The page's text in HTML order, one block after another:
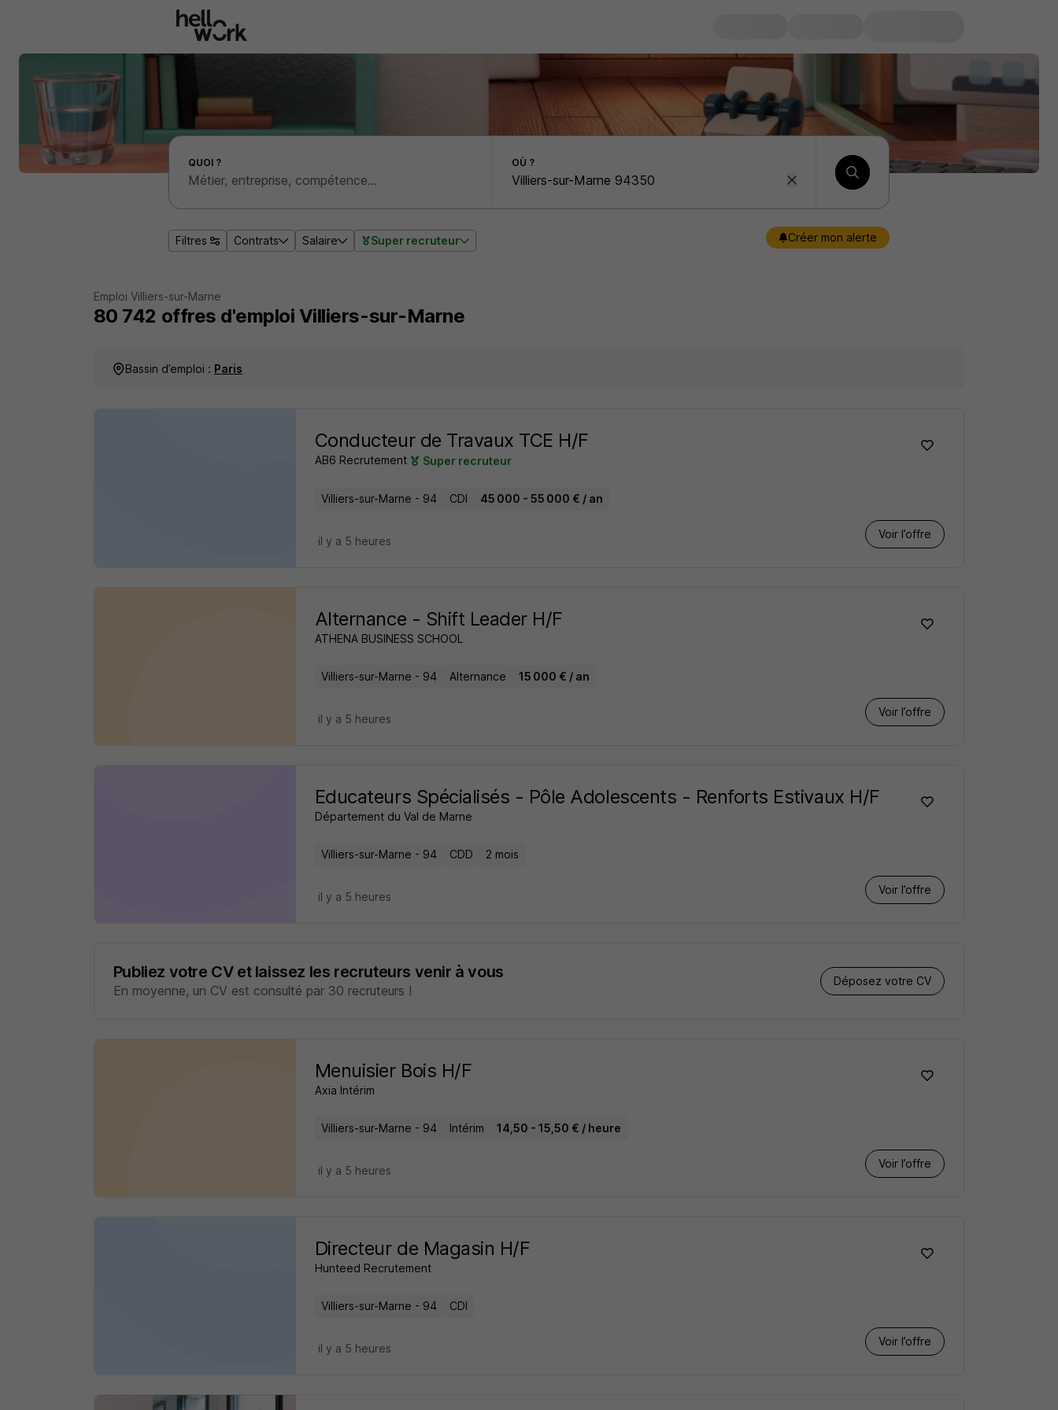
Effectuer une recherche d'emploi par localité
QUOI ? OÙ ?
Filtres Contrats Salaire Super recruteur Créer mon alerte
Emploi Villiers-sur-Marne
80 742 offres d'emploi Villiers-sur-Marne
Bassin d’emploi : Paris
Conducteur de Travaux TCE H/F
AB6 Recrutement Super recruteur
Villiers-sur-Marne - 94 CDI 45 000 - 55 000 € / an
Voir l’offre
il y a 5 heures
Alternance - Shift Leader H/F
ATHENA BUSINESS SCHOOL
Villiers-sur-Marne - 94 Alternance 15 000 € / an
Voir l’offre
il y a 5 heures
Educateurs Spécialisés - Pôle Adolescents - Renforts Estivaux H/F
Département du Val de Marne
Villiers-sur-Marne - 94 CDD 2 mois
Voir l’offre
il y a 5 heures
Publiez votre CV et laissez les recruteurs venir à vous
En moyenne, un CV est consulté par 30 recruteurs !
Déposez votre CV
Menuisier Bois H/F
Axia Intérim
Villiers-sur-Marne - 94 Intérim 14,50 - 15,50 € / heure
Voir l’offre
il y a 5 heures
Directeur de Magasin H/F
Hunteed Recrutement
Villiers-sur-Marne - 94 CDI
Voir l’offre
il y a 5 heures